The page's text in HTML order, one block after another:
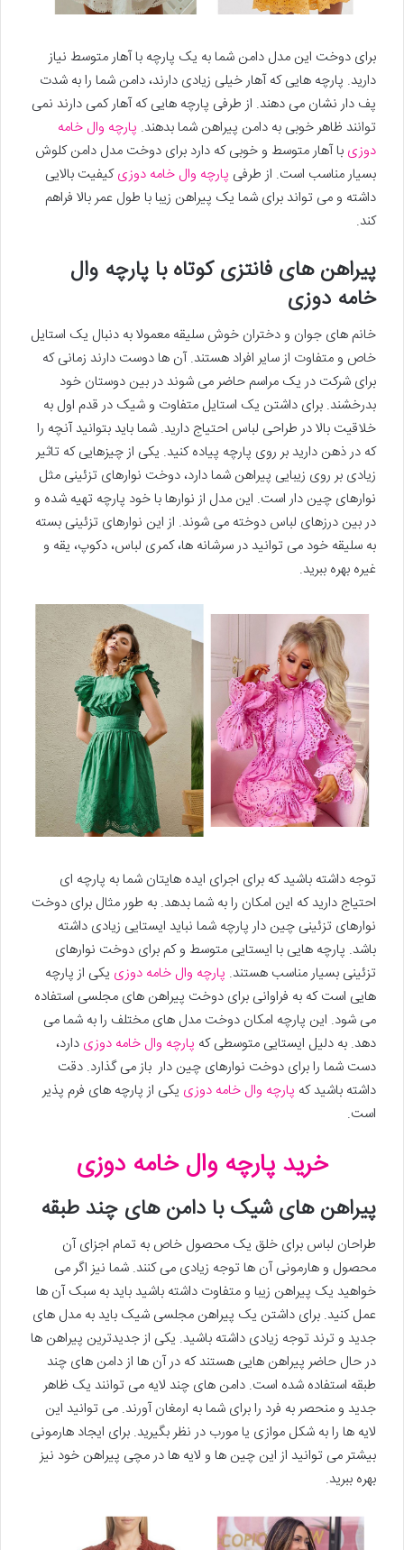
برای دوخت این مدل دامن شما به یک پارچه با آهار متوسط نیاز
دارید. پارچه هایی که آهار خیلی زیادی دارند، دامن شما را به شدت
پف دار نشان می دهند. از طرفی پارچه هایی که آهار کمی دارند نمی
توانند ظاهر خوبی به دامن پیراهن شما بدهند. پارچه وال خامه
دوزی با آهار متوسط و خوبی که دارد برای دوخت مدل دامن کلوش
بسیار مناسب است. از طرفی پارچه وال خامه دوزیکیفیت بالایی
داشته و می تواند برای شما یک پیراهن زیبا با طول عمر بالا فراهم
کند.
پیراهن های فانتزی کوتاه با پارچه وال
خامه دوزی
خانم های جوان و دختران خوش سلیقه معمولا به دنبال یک استایل
خاص و متفاوت از سایر افراد هستند. آن ها دوست دارند زمانی که
برای شرکت در یک مراسم حاضر می شوند در بین دوستان خود
بدرخشند. برای داشتن یک استایل متفاوت و شیک در قدم اول به
خلاقیت بالا در طراحی لباس احتیاج دارید. شما باید بتوانید آنچه را
که در ذهن دارید بر روی پارچه پیاده کنید. یکی از چیزهایی که تاثیر
زیادی بر روی زیبایی پیراهن شما دارد، دوخت نوارهای تزئینی مثل
نوارهای چین دار است. این مدل از نوارها با خود پارچه تهیه شده و
در بین درزهای لباس دوخته می شوند. از این نوارهای تزئینی بسته
به سلیقه خود می توانید در سرشانه ها، کمری لباس، دکوپ، یقه و
غیره بهره ببرید.
توجه داشته باشید که برای اجرای ایده هایتان شما به پارچه ای
احتیاج دارید که این امکان را به شما بدهد. به طور مثال برای دوخت
نوارهای تزئینی چین دار پارچه شما نباید ایستایی زیادی داشته
باشد. پارچه هایی با ایستایی متوسط و کم برای دوخت نوارهای
تزئینی بسیار مناسب هستند. پارچه وال خامه دوزی یکی از پارچه
هایی است که به فراوانی برای دوخت پیراهن های مجلسی استفاده
می شود. این پارچه امکان دوخت مدل های مختلف را به شما می
دهد. به دلیل ایستایی متوسطی که پارچه وال خامه دوزی دارد،
دست شما را برای دوخت نوارهای چین دار باز می گذارد. دقت
داشته باشید که پارچه وال خامه دوزی یکی از پارچه های فرم پذیر
است.
خرید پارچه وال خامه دوزی
پیراهن های شیک با دامن های چند طبقه
طراحان لباس برای خلق یک محصول خاص به تمام اجزای آن
محصول و هارمونی آن ها توجه زیادی می کنند. شما نیز اگر می
خواهید یک پیراهن زیبا و متفاوت داشته باشید باید به سبک آن ها
عمل کنید. برای داشتن یک پیراهن مجلسی شیک باید به مدل های
جدید و ترند توجه زیادی داشته باشید. یکی از جدیدترین پیراهن ها
در حال حاضر پیراهن هایی هستند که در آن ها از دامن های چند
طبقه استفاده شده است. دامن های چند لایه می توانند یک ظاهر
جدید و منحصر به فرد را برای شما به ارمغان آورند. می توانید این
لایه ها را به شکل موازی یا مورب در نظر بگیرید. برای ایجاد هارمونی
بیشتر می توانید از این چین ها و لایه ها در مچی پیراهن خود نیز
بهره ببرید.